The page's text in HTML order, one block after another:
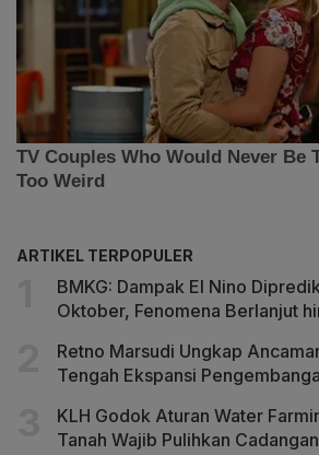
ARTIKEL TERPOPULER
BMKG: Dampak El Nino
Oktober, Fenomena Berlanjut
Retno Marsudi Ungkap
Tengah Ekspansi
KLH Godok Aturan Water
Tanah Wajib Pulihkan